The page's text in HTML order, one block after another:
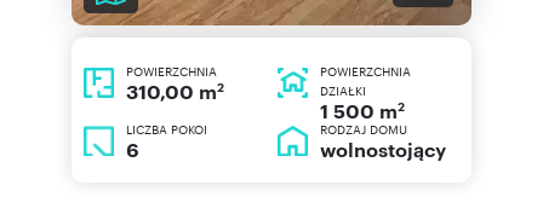
POWIERZCHNIA
310,00 m2
POWIERZCHNIA
DZIAŁKI
1 500 m2
LICZBA POKOI
6
RODZAJ DOMU
wolnostojący